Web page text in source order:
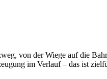
von der Wiege auf die
im Verlauf – das ist